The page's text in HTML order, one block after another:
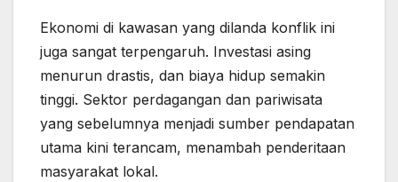
Ekonomi di kawasan yang dilanda konflik ini
juga sangat terpengaruh. Investasi asing
menurun drastis, dan biaya hidup semakin
tinggi. Sektor perdagangan dan pariwisata
yang sebelumnya menjadi sumber pendapatan
utama kini terancam, menambah penderitaan
masyarakat lokal.